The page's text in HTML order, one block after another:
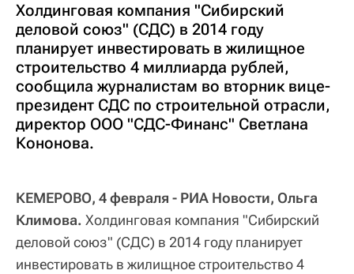
Холдинговая компания "Сибирский
деловой союз" (СДС) в 2014 году
планирует инвестировать в жилищное
строительство 4 миллиарда рублей,
сообщила журналистам во вторник вице-
президент СДС по строительной отрасли,
директор ООО "СДС-Финанс" Светлана
Кононова.
КЕМЕРОВО, 4 февраля - РИА Новости, Ольга
Климова. Холдинговая компания "Сибирский
деловой союз" (СДС) в 2014 году планирует
инвестировать в жилищное строительство 4